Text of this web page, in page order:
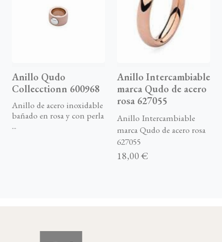
Anillo Qudo
Collecctionn 600968
Anillo de acero inoxidable
bañado en rosa y con perla
...
Anillo Intercambiable
marca Qudo de acero
rosa 627055
Anillo Intercambiable
marca Qudo de acero rosa
627055
18,00 €